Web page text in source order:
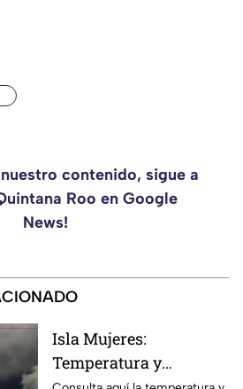
contenido, sigue a
Roo en Google
News!
Isla Mujeres:
Temperatura y